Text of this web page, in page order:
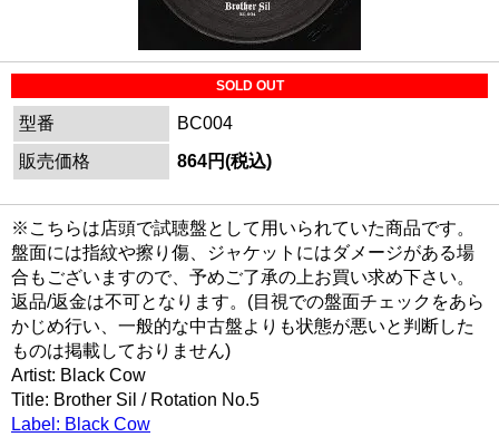
SOLD OUT
型番
BC004
販売価格
864円(税込)
※こちらは店頭で試聴盤として用いられていた商品です。
盤面には指紋や擦り傷、ジャケットにはダメージがある場
合もございますので、予めご了承の上お買い求め下さい。
返品/返金は不可となります。(目視での盤面チェックをあら
かじめ行い、一般的な中古盤よりも状態が悪いと判断した
ものは掲載しておりません)
Artist: Black Cow
Title: Brother Sil / Rotation No.5
Label: Black Cow